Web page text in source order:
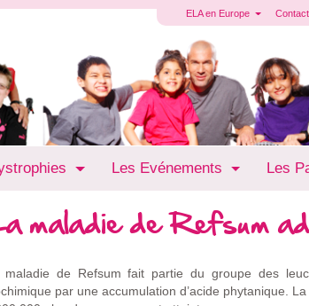
ELA en Europe Contact
Les Evénements Les
maladie de Refsum
maladie de Refsum fait partie du groupe des
par une accumulation d’acide phytanique.